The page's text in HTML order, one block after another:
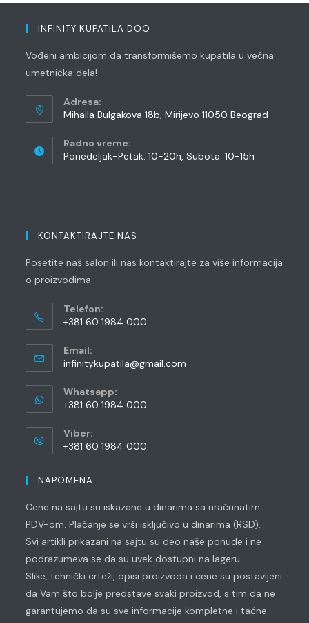
INFINITY KUPATILA DOO
Vođeni ambicijom da transformišemo kupatila u večna
umetnička dela!
Adresa:
Mihaila Bulgakova 18b, Mirijevo 11050 Beograd
Radno vreme:
Ponedeljak-Petak: 10-20h, Subota: 10-15h
KONTAKTIRAJTE NAS
Posetite naš salon ili nas kontaktirajte za više informacija
o proizvodima:
Telefon:
+381 60 1984 000
in
your
application
Email:
infinitykupatila@gmail.com
Whatsapp:
+381 60 1984 000
in
your
Viber:
+381 60 1984 000
in
application
NAPOMENA
Cene na sajtu su iskazane u dinarima sa uračunatim
PDV-om. Plaćanje se vrši isključivo u dinarima (RSD).
Svi artikli prikazani na sajtu su deo naše ponude i ne
podrazumeva se da su uvek dostupni na lageru.
Slike, tehnički crteži, opisi proizvoda i cene su postavljeni
da Vam što bolje predstave svaki proizvod, s tim da ne
garantujemo da su sve informacije kompletne i tačne.